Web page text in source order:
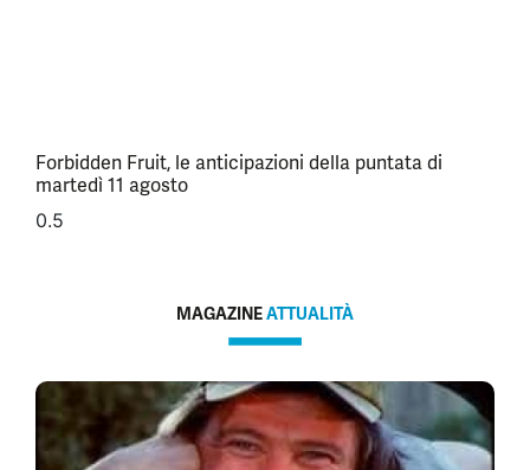
Forbidden Fruit, le anticipazioni della puntata di
martedì 11 agosto
MAGAZINEATTUALITÀ